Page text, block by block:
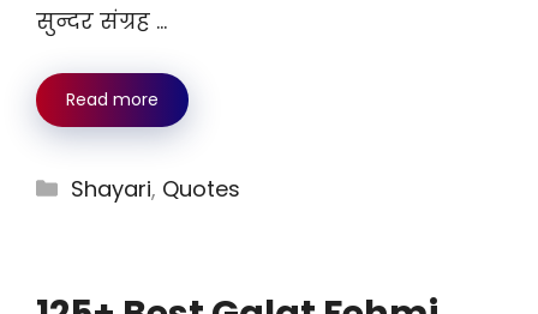
सुन्दर संग्रह …
Read more
Categories
Shayari, Quotes